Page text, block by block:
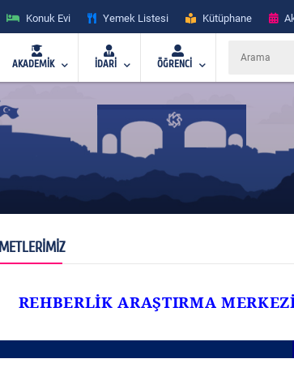
Konuk Evi Yemek Listesi Kütüphane
AKADEMİK İDARİ ÖĞRENCİ
REHBERLİK ARAŞTIRMA